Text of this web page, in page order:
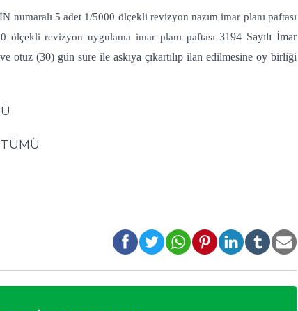
5 adet 1/5000 ölçekli revizyon nazım imar planı paftası
ölçekli revizyon uygulama imar planı paftası3194 Sayılı İmar
otuz (30) gün süre ile askıya çıkartılıp ilan edilmesine oy birliği